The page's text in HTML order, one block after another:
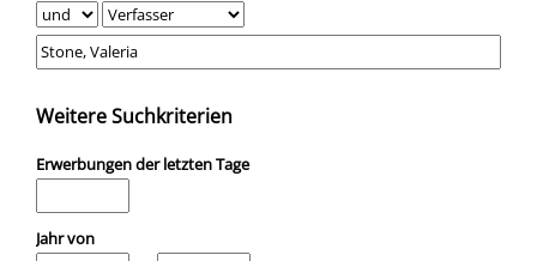
Weitere Suchkriterien
Erwerbungen der letzten Tage
Jahr von